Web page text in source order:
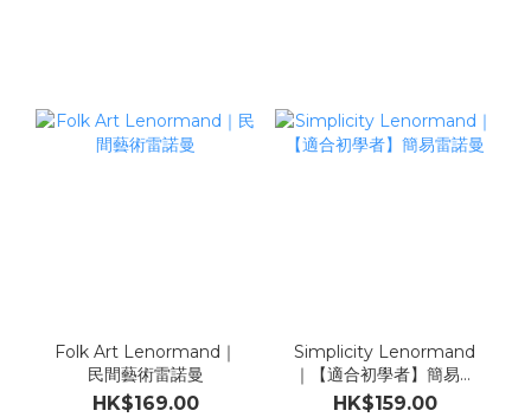
Folk Art Lenormand｜
民間藝術雷諾曼
HK$169.00
Simplicity Lenormand
｜【適合初學者】簡易雷
諾曼
HK$159.00